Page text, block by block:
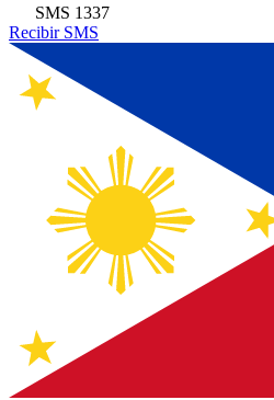
SMS 1337
Recibir SMS